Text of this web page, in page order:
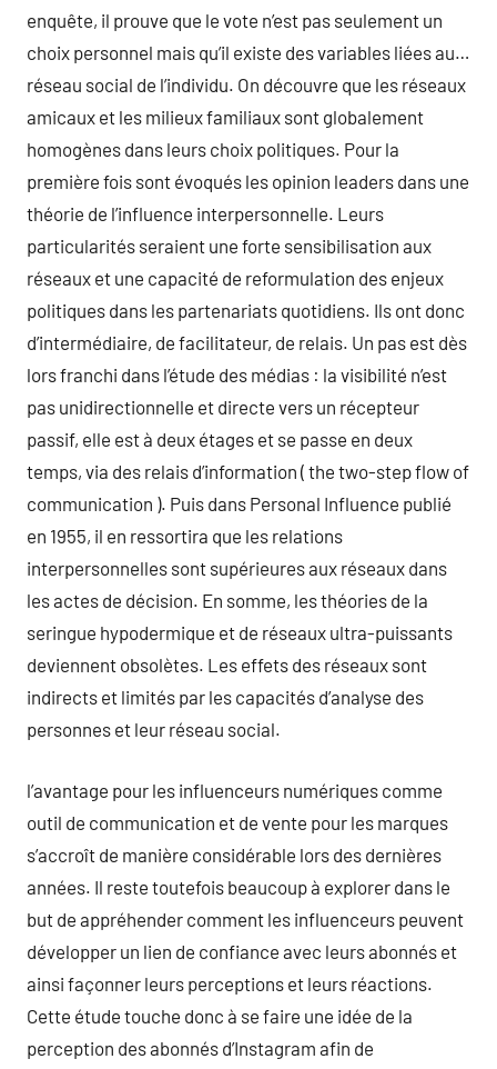
enquête, il prouve que le vote n’est pas seulement un
choix personnel mais qu’il existe des variables liées au…
réseau social de l’individu. On découvre que les réseaux
amicaux et les milieux familiaux sont globalement
homogènes dans leurs choix politiques. Pour la
première fois sont évoqués les opinion leaders dans une
théorie de l’influence interpersonnelle. Leurs
particularités seraient une forte sensibilisation aux
réseaux et une capacité de reformulation des enjeux
politiques dans les partenariats quotidiens. Ils ont donc
d’intermédiaire, de facilitateur, de relais. Un pas est dès
lors franchi dans l’étude des médias : la visibilité n’est
pas unidirectionnelle et directe vers un récepteur
passif, elle est à deux étages et se passe en deux
temps, via des relais d’information ( the two-step flow of
communication ). Puis dans Personal Influence publié
en 1955, il en ressortira que les relations
interpersonnelles sont supérieures aux réseaux dans
les actes de décision. En somme, les théories de la
seringue hypodermique et de réseaux ultra-puissants
deviennent obsolètes. Les effets des réseaux sont
indirects et limités par les capacités d’analyse des
personnes et leur réseau social.
l’avantage pour les influenceurs numériques comme
outil de communication et de vente pour les marques
s’accroît de manière considérable lors des dernières
années. Il reste toutefois beaucoup à explorer dans le
but de appréhender comment les influenceurs peuvent
développer un lien de confiance avec leurs abonnés et
ainsi façonner leurs perceptions et leurs réactions.
Cette étude touche donc à se faire une idée de la
perception des abonnés d’Instagram afin de